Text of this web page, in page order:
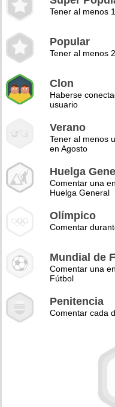
Tener al menos
Popular
Tener al menos
Clon
Haberse
usuario
Verano
Tener al menos
en Agosto
Huelga
Comentar una
Huelga General
Olímpico
Comentar
Mundial de
Comentar una
Fútbol
Penitencia
Comentar cada